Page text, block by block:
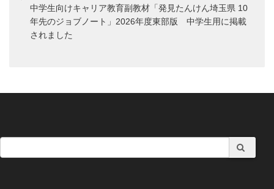
中学生向けキャリア教育副教材「発見たんけん埼玉県 10
年先のジョブノート」2026年度東部版 中学生用に掲載
されました